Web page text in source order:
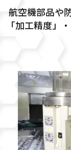
航空機部品や
「加工精度」